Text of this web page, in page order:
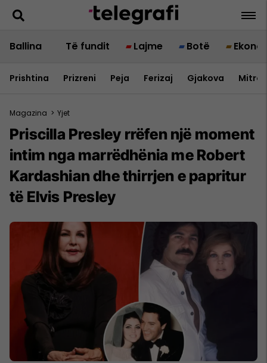
Ballina Të fundit Lajme Botë
Prishtina Prizreni Peja Ferizaj Gjakova
Magazina > Yjet
Priscilla Presley rrëfen një moment
intim nga marrëdhënia me Robert
Kardashian dhe thirrjen e papritur
të Elvis Presley